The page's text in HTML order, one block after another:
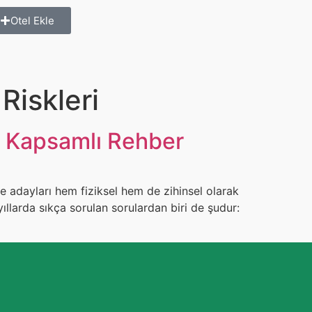
Otel Ekle
Rehber
adayları hem fiziksel hem de zihinsel olarak
sıkça sorulan sorulardan biri de şudur: